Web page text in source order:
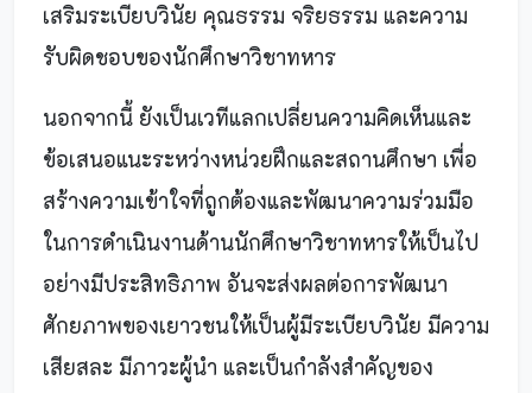
เสริมระเบียบวินัย คุณธรรม จริยธรรม และความ
รับผิดชอบของนักศึกษาวิชาทหาร
นอกจากนี้ ยังเป็นเวทีแลกเปลี่ยนความคิดเห็นและ
ข้อเสนอแนะระหว่างหน่วยฝึกและสถานศึกษา เพื่อ
สร้างความเข้าใจที่ถูกต้องและพัฒนาความร่วมมือ
ในการดำเนินงานด้านนักศึกษาวิชาทหารให้เป็นไป
อย่างมีประสิทธิภาพ อันจะส่งผลต่อการพัฒนา
ศักยภาพของเยาวชนให้เป็นผู้มีระเบียบวินัย มีความ
เสียสละ มีภาวะผู้นำ และเป็นกำลังสำคัญของ